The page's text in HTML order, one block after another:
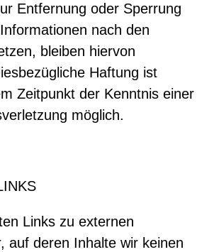
Entfernung oder Sperrung
nach den
bleiben hiervon
Haftung ist
Zeitpunkt der Kenntnis einer
möglich.
Links zu externen
auf deren Inhalte wir keinen